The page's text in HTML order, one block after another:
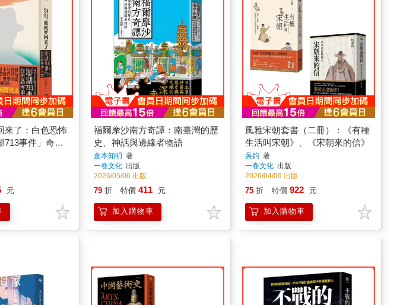
來了：白色恐怖
713事件」奇女
女的故事
元
福爾摩沙南方奇譚：南臺灣的歷
史、神話與邊緣者物語
倉本知明 著
一卷文化 出版
2026/05/06 出版
79 折 特價 411 元
加入購物車
風雅宋朝套書（二冊）：《有種
生活叫宋朝》、《宋朝來的信》
吳鉤著
一卷文化 出版
2026/04/09 出版
75 折 特價 922 元
加入購物車